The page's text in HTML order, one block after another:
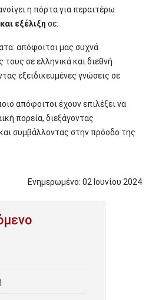
η πόρτα για περαιτέρω
εξέλιξη σε:
απόφοιτοι μας συχνά
τους σε ελληνικά και διεθνή
εξειδικευμένες γνώσεις σε
απόφοιτοι έχουν επιλέξει να
πορεία, διεξάγοντας
συμβάλλοντας στην πρόοδο της
Ενημερωμένο: 02 Ιουνίου 2024